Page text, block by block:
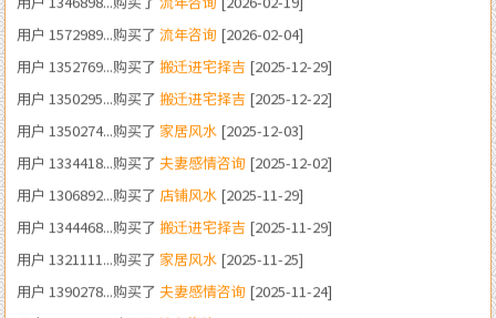
用户 1352769...购买了 搬迁进宅择吉[2025-12-29]
用户 1350295...购买了 搬迁进宅择吉[2025-12-22]
用户 1350274...购买了 家居风水[2025-12-03]
用户 1334418...购买了 夫妻感情咨询 [2025-12-02]
用户 1306892...购买了 店铺风水 [2025-11-29]
用户 1344468...购买了 搬迁进宅择吉 [2025-11-29]
用户 1321111...购买了 家居风水 [2025-11-25]
用户 1390278...购买了 夫妻感情咨询 [2025-11-24]
用户 1350496...购买了 流年咨询 [2025-11-24]
用户 1860233...购买了 考试咨询[2025-11-24]